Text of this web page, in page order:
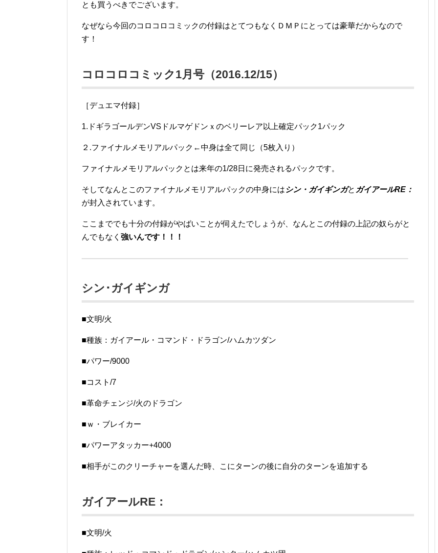
とも買うべきでございます。
なぜなら今回のコロコロコミックの付録はとてつもなくＤＭＰにとっては豪華だからなので
す！
コロコロコミック1月号（2016.12/15）
［デュエマ付録］
1.ドギラゴールデンVSドルマゲドンｘのベリーレア以上確定パック1パック
２.ファイナルメモリアルパック←中身は全て同じ（5枚入り）
ファイナルメモリアルパックとは来年の1/28日に発売されるパックです。
そしてなんとこのファイナルメモリアルパックの中身には シン・ガイギンガと ガイアールRE：
が封入されています。
ここまででも十分の付録がやばいことが伺えたでしょうが、なんとこの付録の上記の奴らがと
んでもなく 強いんです！！！
シン･ガイギンガ
■文明/火
■種族：ガイアール・コマンド・ドラゴン/ハムカツダン
■パワー/9000
■コスト/7
■革命チェンジ/火のドラゴン
■ｗ・ブレイカー
■パワーアタッカー+4000
■相手がこのクリーチャーを選んだ時、こにターンの後に自分のターンを追加する
ガイアールRE：
■文明/火